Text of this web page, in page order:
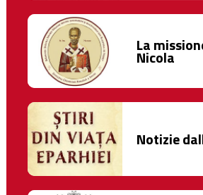
La
Nicola
Notizie